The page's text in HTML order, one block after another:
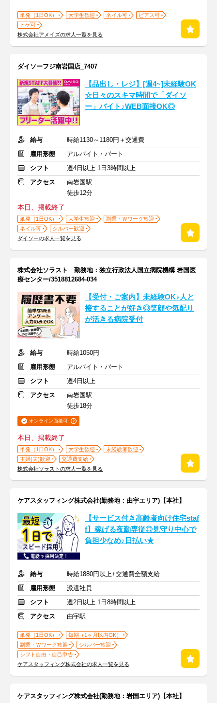
単発（1日OK） 大学生歓迎 ネイル可
ピアス可
ヒゲ可
株式会社アメイズの求人一覧を見る
ダイソーフジ南岩国店_7407
【品出し・レジ】[週4~]未経験OK
☆日々のスキマ時間で「ダイソ
ー」バイト♪WEB面接OK◎
給与
時給1130～1180円＋交通費
雇用形態
アルバイト・パート
シフト
週4日以上 1日3時間以上
アクセス
南岩国駅
徒歩12分
本日、掲載終了
単発（1日OK） 大学生歓迎
副業・Ｗワーク歓迎
ネイル可
シルバー歓迎
ダイソーの求人一覧を見る
株式会社ソラスト 勤務地：独立行政法人国立病院機構 岩国医
療センター/3518812684-034
【受付・ご案内】未経験OK♪人と
接することが好き◎笑顔や気配り
が活きる病院受付
給与
時給1050円
雇用形態
アルバイト・パート
シフト
週4日以上
アクセス
南岩国駅
徒歩18分
オンライン面接可
本日、掲載終了
単発（1日OK） 大学生歓迎
未経験者歓迎
主婦(夫)歓迎
交通費支給
株式会社ソラストの求人一覧を見る
ケアスタッフィング株式会社(勤務地：由宇エリア)【本社】
【サービス付き高齢者向け住宅staf
f】稼げる夜勤専従◎見守り中心で
負担少なめ♪日払い★
給与
時給1880円以上+交通費全額支給
雇用形態
派遣社員
シフト
週2日以上 1日8時間以上
アクセス
由宇駅
単発（1日OK）
短期（1ヶ月以内OK）
副業・Ｗワーク歓迎
シルバー歓迎
シフト自由・自己申告
ケアスタッフィング株式会社の求人一覧を見る
ケアスタッフィング株式会社(勤務地：岩国エリア)【本社】